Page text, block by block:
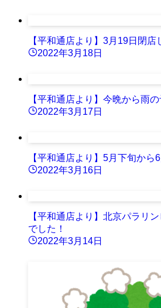
【平和通店より】3月19日閉店
2022年3月18日
【平和通店より】今晩から雨の
2022年3月17日
【平和通店より】5月下旬から
2022年3月16日
【平和通店より】北京パラリ
でした！
2022年3月14日